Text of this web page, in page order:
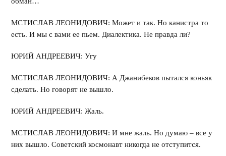
МСТИСЛАВ ЛЕОНИДОВИЧ: Может и так. Но канистра то
есть. И мы с вами ее пьем. Диалектика. Не правда ли?
ЮРИЙ АНДРЕЕВИЧ: Угу
МСТИСЛАВ ЛЕОНИДОВИЧ: А Джанибеков пытался коньяк
сделать. Но говорят не вышло.
ЮРИЙ АНДРЕЕВИЧ: Жаль.
МСТИСЛАВ ЛЕОНИДОВИЧ: И мне жаль. Но думаю – все у
них вышло. Советский космонавт никогда не отступится.